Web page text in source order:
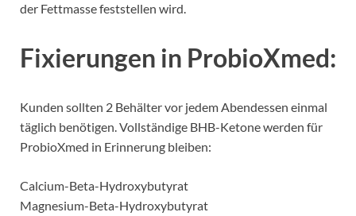
der Fettmasse feststellen wird.
Fixierungen in ProbioXmed:
Kunden sollten 2 Behälter vor jedem Abendessen einmal
täglich benötigen. Vollständige BHB-Ketone werden für
ProbioXmed in Erinnerung bleiben:
Calcium-Beta-Hydroxybutyrat
Magnesium-Beta-Hydroxybutyrat